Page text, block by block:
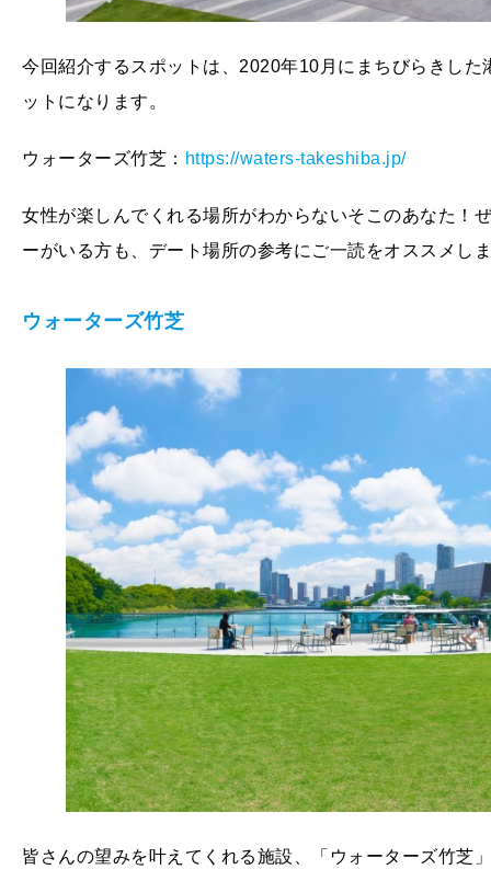
今回紹介するスポットは、2020年10月にまちびらきし
ットになります。
ウォーターズ竹芝： https://waters-takeshiba.jp/
女性が楽しんでくれる場所がわからないそこのあなた！
ーがいる方も、デート場所の参考にご一読をオススメし
ウォーターズ竹芝
皆さんの望みを叶えてくれる施設、「ウォーターズ竹芝